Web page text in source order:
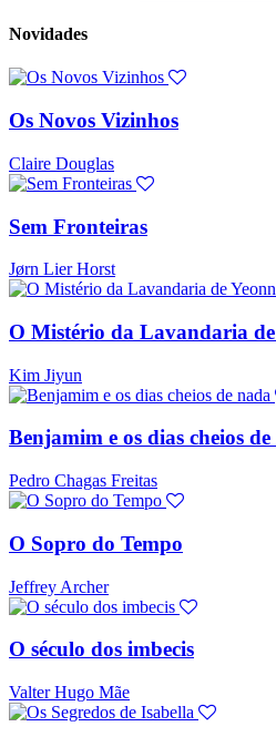
Novidades
Os Novos Vizinhos
Claire Douglas
Sem Fronteiras
Jørn Lier Horst
O Mistério da Lavandaria
Kim Jiyun
Benjamim e os dias cheios
Pedro Chagas Freitas
O Sopro do Tempo
Jeffrey Archer
O século dos imbecis
Valter Hugo Mãe